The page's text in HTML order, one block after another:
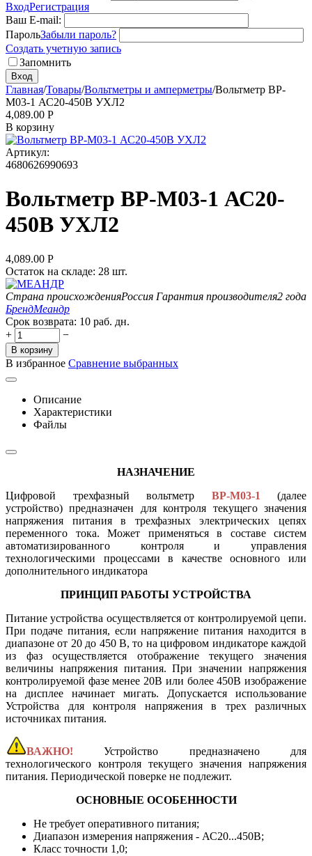
ВходРегистрация
Ваш E-mail:
ПарольЗабыли пароль?
Создать учетную запись
Запомнить
Вход
Главная/Товары/Вольтметры и амперметры/Вольтметр ВР-
М03-1 АС20-450В УХЛ2
4,089.00 Р
В корзину
Артикул:
4680626990693
Вольтметр ВР-М03-1 АС20-
450В УХЛ2
4,089.00 Р
Остаток на складе: 28 шт.
Страна происхожденияРоссия Гарантия производителя2 года
БрендМеандр
Срок возврата: 10 раб. дн.
+
−
В корзину
В избранное Сравнение выбранных
Описание
Характеристики
Файлы
НАЗНАЧЕНИЕ
Цифровой трехфазный вольтметр ВР-М03-1 (далее
устройство) предназначен для контроля текущего значения
напряжения питания в трехфазных электрических цепях
переменного тока. Может применяться в составе систем
автоматизированного контроля и управления
технологическими процессами в качестве основного или
дополнительного индикатора
ПРИНЦИП РАБОТЫ УСТРОЙСТВА
Питание устройства осуществляется от контролируемой цепи.
При подаче питания, если напряжение питания находится в
диапазоне от 20 до 450 В, то на цифровом индикаторе каждой
из фаз осуществляется отображение текущего значения
величины напряжения питания. При значении напряжения
контролируемой фазе менее 20В или более 450В изображение
на дисплее начинает мигать. Допускается использование
Устройства для контроля напряжения в трех различных
источниках питания.
ВАЖНО! Устройство предназначено для
технологического контроля текущего значения напряжения
питания. Периодической поверке не подлежит.
ОСНОВНЫЕ ОСОБЕННОСТИ
Не требует оперативного питания;
Диапазон измерения напряжения - АС20...450В;
Класс точности 1,0;